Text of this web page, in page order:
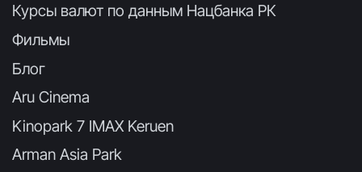
Курсы валют по данным Нацбанка РК
Фильмы
Блог
Aru Cinema
Kinopark 7 IMAX Keruen
Arman Asia Park